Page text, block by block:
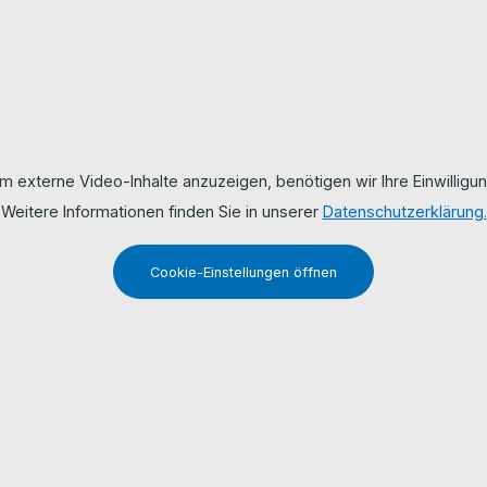
externe Video-Inhalte anzuzeigen, benötigen wir Ihre
Weitere Informationen finden Sie in unserer Datenschutzerklärung.
Cookie-Einstellungen öffnen